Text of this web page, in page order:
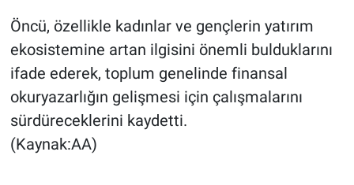
Öncü, özellikle kadınlar ve gençlerin yatırım
ekosistemine artan ilgisini önemli bulduklarını
ifade ederek, toplum genelinde finansal
okuryazarlığın gelişmesi için çalışmalarını
sürdüreceklerini kaydetti.
(Kaynak:AA)